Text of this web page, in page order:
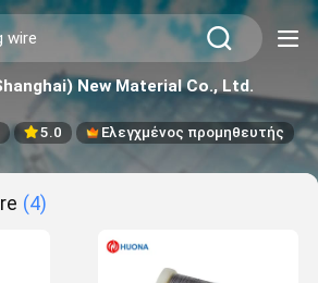
New Material Co., Ltd.
5.0 Ελεγχμένος προμηθευτής
(4)